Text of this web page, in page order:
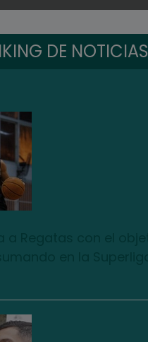
DE NOTICIAS